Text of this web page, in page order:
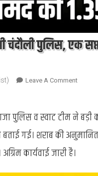
पुलिस, एक
Leave A CommentOn
:
नींद
चंदौली
पुलिस व स्वाट टीम ने बड़ी
बताई गई। शराब की
कार्यवाई जारी है।